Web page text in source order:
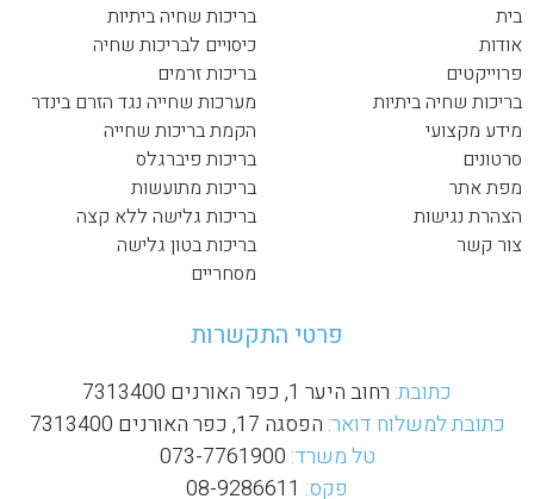
בית
אודות
פרוייקטים
בריכות שחיה ביתיות
מידע מקצועי
סרטונים
מפת אתר
הצהרת נגישות
צור קשר
בריכות שחיה ביתיות
כיסויים לבריכות שחיה
בריכות זרמים
מערכות שחייה נגד הזרם בינדר
הקמת בריכות שחייה
בריכות פיברגלס
בריכות מתועשות
בריכות גלישה ללא קצה
בריכות בטון גלישה
מסחריים
פרטי התקשרות
כתובת: רחוב היער 1, כפר האורנים 7313400
כתובת למשלוח דואר: הפסגה 17, כפר האורנים 7313400
טל משרד: 073-7761900
פקס: